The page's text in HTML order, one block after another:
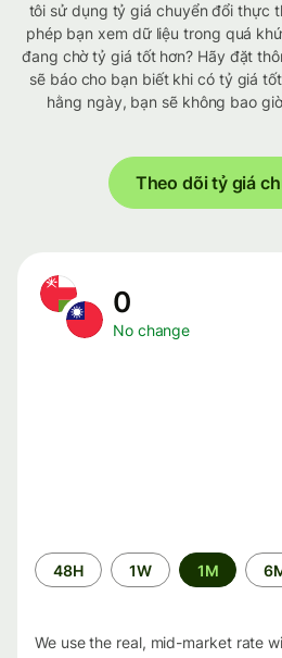
tôi sử dụng tỷ giá chuyển đổi thực
phép bạn xem dữ liệu trong quá
đang chờ tỷ giá tốt hơn? Hãy đặt
sẽ báo cho bạn biết khi có tỷ giá
hằng ngày, bạn sẽ không bao
Theo dõi tỷ giá
0
No change
Time
period
48H 1W 1M
We use the real, mid-market rate